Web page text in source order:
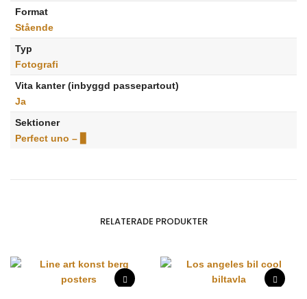
Format
Stående
Typ
Fotografi
Vita kanter (inbyggd passepartout)
Ja
Sektioner
Perfect uno – ▊
RELATERADE PRODUKTER